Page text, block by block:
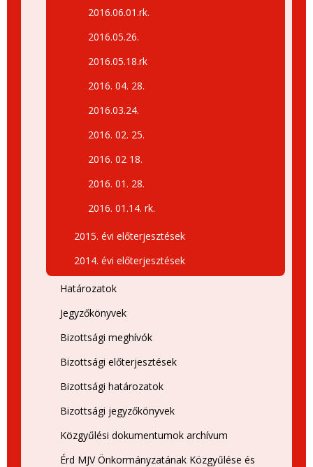
2016.06.01.rk.
2016.05.26.
2016.05.18.rk
2016. 04. 28.
2016.03.24.
2016. 02. 25.
2016. 02 18.
2016. 01. 28.
2016. 01.14. rk.
2015. évi előterjesztések
2014. évi előterjesztések
Határozatok
Jegyzőkönyvek
Bizottsági meghívók
Bizottsági előterjesztések
Bizottsági határozatok
Bizottsági jegyzőkönyvek
Közgyűlési dokumentumok archívum
Érd MJV Önkormányzatának Közgyűlése és